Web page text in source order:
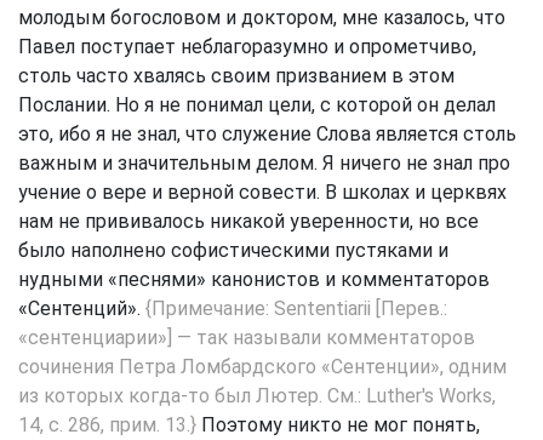
молодым богословом и доктором, мне казалось, что
Павел поступает неблагоразумно и опрометчиво,
столь часто хвалясь своим призванием в этом
Послании. Но я не понимал цели, с которой он делал
это, ибо я не знал, что служение Слова является столь
важным и значительным делом. Я ничего не знал про
учение о вере и верной совести. В школах и церквях
нам не прививалось никакой уверенности, но все
было наполнено софистическими пустяками и
нудными «песнями» канонистов и комментаторов
«Сентенций». {Примечание: Sententiarii [Перев.:
«сентенциарии»] — так называли комментаторов
сочинения Петра Ломбардского «Сентенции», одним
из которых когда-то был Лютер. См.: Luther's Works,
14, с. 286, прим. 13.} Поэтому никто не мог понять,